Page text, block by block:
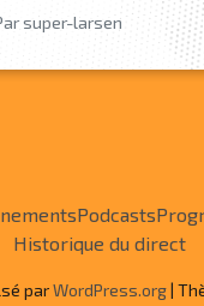
super-larsen
Podcasts
Historique du direct
parWordPress.org|